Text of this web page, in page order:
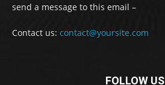
send a message to this email –
Contact us: contact@yoursite.com
FOLLOW US